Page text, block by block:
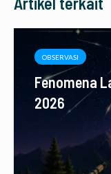
OBSERVASI
Fenomena
2026